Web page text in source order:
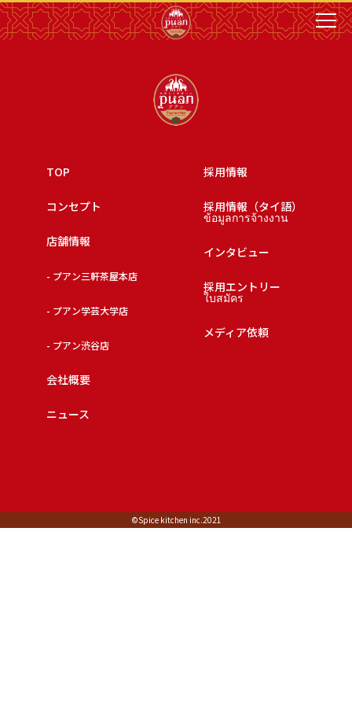
TOP
コンセプト
店舗情報
- プアン三軒茶屋本店
- プアン学芸大学店
- プアン渋谷店
会社概要
ニュース
採用情報
採用情報（タイ語）
ข้อมูลการจ้างงาน
インタビュー
採用エントリー
ใบสมัคร
メディア依頼
©︎Spice kitchen inc.2021